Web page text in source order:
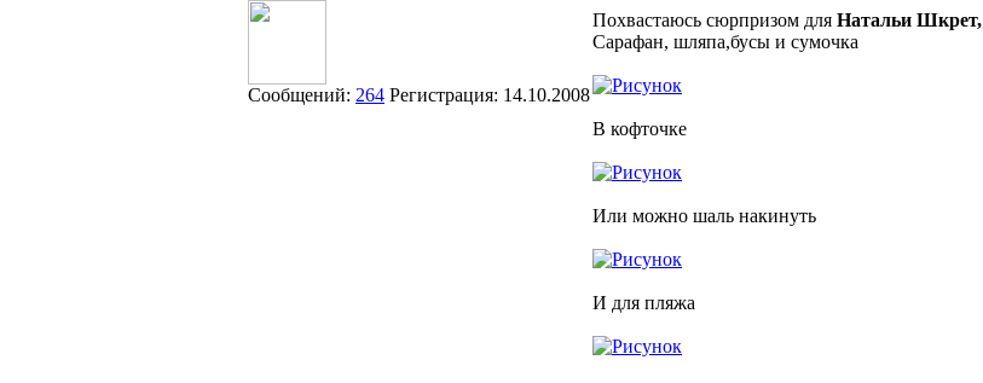
Сообщений: 264 Регистрация: 14.10.2008
Похвастаюсь сюрпризом для Натальи Шкрет,
Сарафан, шляпа,бусы и сумочка
В кофточке
Или можно шаль накинуть
И для пляжа